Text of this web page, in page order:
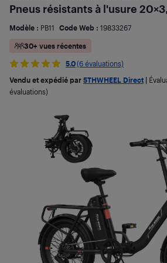
Pneus résistants à l'usure
Modèle : PB11 Code Web : 19833267
30+ vues récentes
5.0(6 évaluations)
Vendu et expédié par 5THWHEEL Direct
évaluations)